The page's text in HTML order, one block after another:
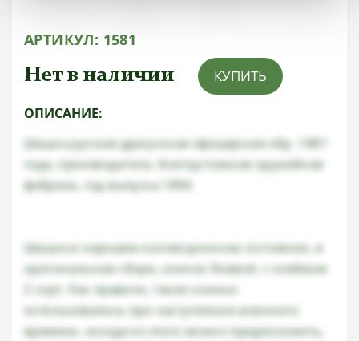
АРТИКУЛ: 1581
Нет в наличии КУПИТЬ
ОПИСАНИЕ:
Шашка русская драгунская офицерская обр. 1881
года, производитель Златоустовская оружейная
фабрика, год выпуска 1896
Шашка в хорошем коллекционном состоянии, в
оригинальном сборе, клинок боевой, с клеймом
2 сорт. Как правило, такие клинки
использовались при наступлении военного
времени, исходя из этого можно предположить,